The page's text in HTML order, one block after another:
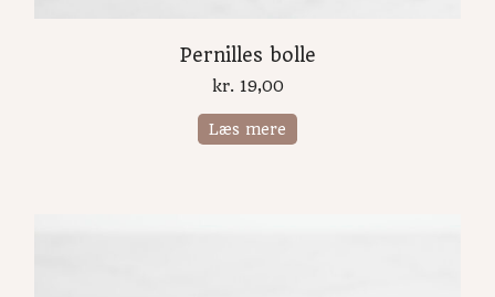
Pernilles bolle
kr. 19,00
Læs mere